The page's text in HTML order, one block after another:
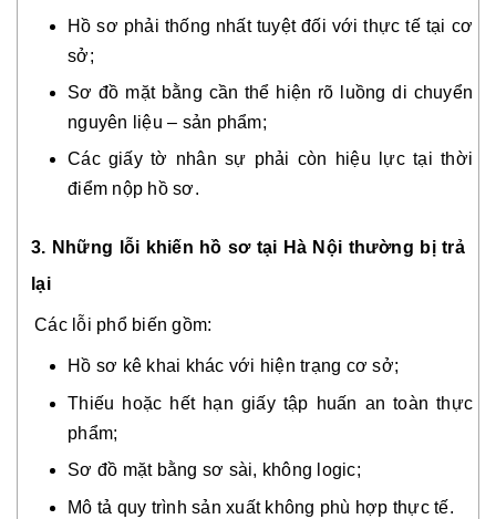
Hồ sơ phải thống nhất tuyệt đối với thực tế tại cơ
sở;
Sơ đồ mặt bằng cần thể hiện rõ luồng di chuyển
nguyên liệu – sản phẩm;
Các giấy tờ nhân sự phải còn hiệu lực tại thời
điểm nộp hồ sơ.
3. Những lỗi khiến hồ sơ tại Hà Nội thường bị trả
lại
Các lỗi phổ biến gồm:
Hồ sơ kê khai khác với hiện trạng cơ sở;
Thiếu hoặc hết hạn giấy tập huấn an toàn thực
phẩm;
Sơ đồ mặt bằng sơ sài, không logic;
Mô tả quy trình sản xuất không phù hợp thực tế.